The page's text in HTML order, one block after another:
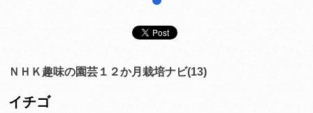
ＮＨＫ趣味の園芸１２か月栽培ナビ(13)
イチゴ